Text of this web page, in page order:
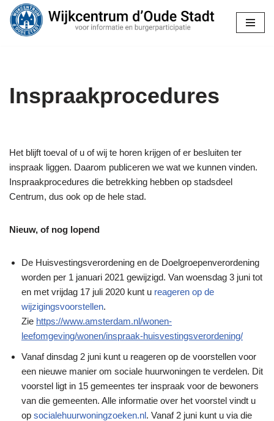
Ga
Inspraakprocedures
Het blijft toeval of u of wij te horen krijgen of er besluiten ter
inspraak liggen. Daarom publiceren we wat we kunnen vinden.
Inspraakprocedures die betrekking hebben op stadsdeel
Centrum, dus ook op de hele stad.
Nieuw, of nog lopend
De Huisvestingsverordening en de Doelgroepenverordening
worden per 1 januari 2021 gewijzigd. Van woensdag 3 juni tot
en met vrijdag 17 juli 2020 kunt u reageren op de
wijzigingsvoorstellen.
Zie https://www.amsterdam.nl/wonen-
leefomgeving/wonen/inspraak-huisvestingsverordening/
Vanaf dinsdag 2 juni kunt u reageren op de voorstellen voor
een nieuwe manier om sociale huurwoningen te verdelen. Dit
voorstel ligt in 15 gemeentes ter inspraak voor de bewoners
van die gemeenten. Alle informatie over het voorstel vindt u
op socialehuurwoningzoeken.nl. Vanaf 2 juni kunt u via die